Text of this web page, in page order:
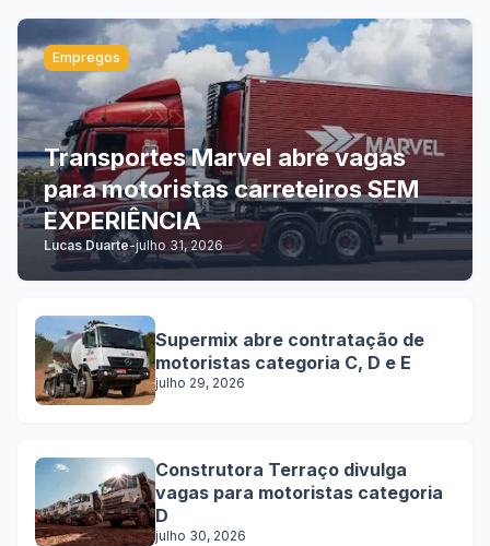
Empregos
Transportes Marvel abre vagas
para motoristas carreteiros SEM
EXPERIÊNCIA
Lucas Duarte-julho 31, 2026
Supermix abre contratação de
motoristas categoria C, D e E
julho 29, 2026
Construtora Terraço divulga
vagas para motoristas categoria
D
julho 30, 2026